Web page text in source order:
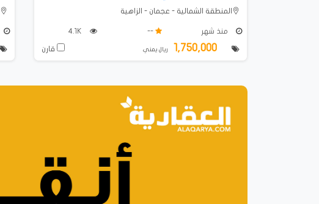
المنطقة الشمالية - عجمان - الزاهية
منذ شهر --
ريال يمني قارن